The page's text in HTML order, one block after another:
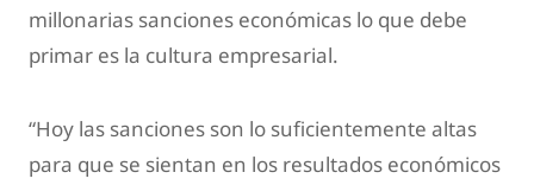
millonarias sanciones económicas lo que debe
primar es la cultura empresarial.
“Hoy las sanciones son lo suficientemente altas
para que se sientan en los resultados económicos